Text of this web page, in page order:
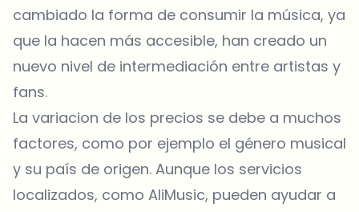
cambiado la forma de consumir la música, ya
que la hacen más accesible, han creado un
nuevo nivel de intermediación entre artistas y
fans.
La variacion de los precios se debe a muchos
factores, como por ejemplo el género musical
y su país de origen. Aunque los servicios
localizados, como AliMusic, pueden ayudar a